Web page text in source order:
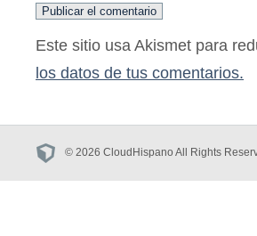
Este sitio usa Akismet para
los datos de tus comentarios.
© 2026 CloudHispano All Rights